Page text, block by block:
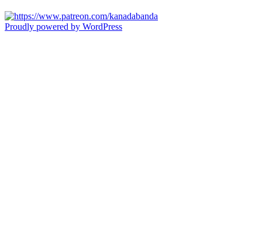
Proudly powered by WordPress